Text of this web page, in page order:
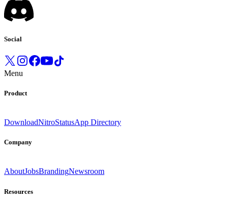
Social
Menu
Product
DownloadNitroStatusApp Directory
Company
AboutJobsBrandingNewsroom
Resources